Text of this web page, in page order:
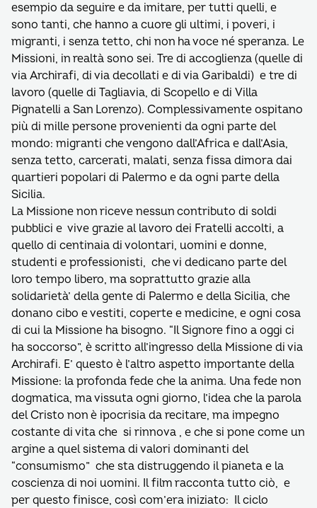
esempio da seguire e da imitare, per tutti quelli, e
sono tanti, che hanno a cuore gli ultimi, i poveri, i
migranti, i senza tetto, chi non ha voce né speranza. Le
Missioni, in realtà sono sei. Tre di accoglienza (quelle di
via Archirafi, di via decollati e di via Garibaldi) e tre di
lavoro (quelle di Tagliavia, di Scopello e di Villa
Pignatelli a San Lorenzo). Complessivamente ospitano
più di mille persone provenienti da ogni parte del
mondo: migranti che vengono dall’Africa e dall’Asia,
senza tetto, carcerati, malati, senza fissa dimora dai
quartieri popolari di Palermo e da ogni parte della
Sicilia.
La Missione non riceve nessun contributo di soldi
pubblici e vive grazie al lavoro dei Fratelli accolti, a
quello di centinaia di volontari, uomini e donne,
studenti e professionisti, che vi dedicano parte del
loro tempo libero, ma soprattutto grazie alla
solidarietà’ della gente di Palermo e della Sicilia, che
donano cibo e vestiti, coperte e medicine, e ogni cosa
di cui la Missione ha bisogno. “Il Signore fino a oggi ci
ha soccorso”, è scritto all’ingresso della Missione di via
Archirafi. E’ questo è l’altro aspetto importante della
Missione: la profonda fede che la anima. Una fede non
dogmatica, ma vissuta ogni giorno, l’idea che la parola
del Cristo non è ipocrisia da recitare, ma impegno
costante di vita che si rinnova , e che si pone come un
argine a quel sistema di valori dominanti del
“consumismo” che sta distruggendo il pianeta e la
coscienza di noi uomini. Il film racconta tutto ciò, e
per questo finisce, così com’era iniziato: Il ciclo